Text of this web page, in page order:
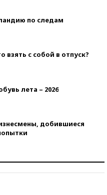
по следам
с собой в отпуск?
лета – 2026
добившиеся